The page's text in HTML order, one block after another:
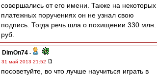
совершались от его имени. Также на некоторых
платежных поручениях он не узнал свою
подпись. Тогда речь шла о похищении 330 млн.
руб.
DimOn74 -
31 май 2013 21:52
посоветуйте, во что лучше научиться играть в